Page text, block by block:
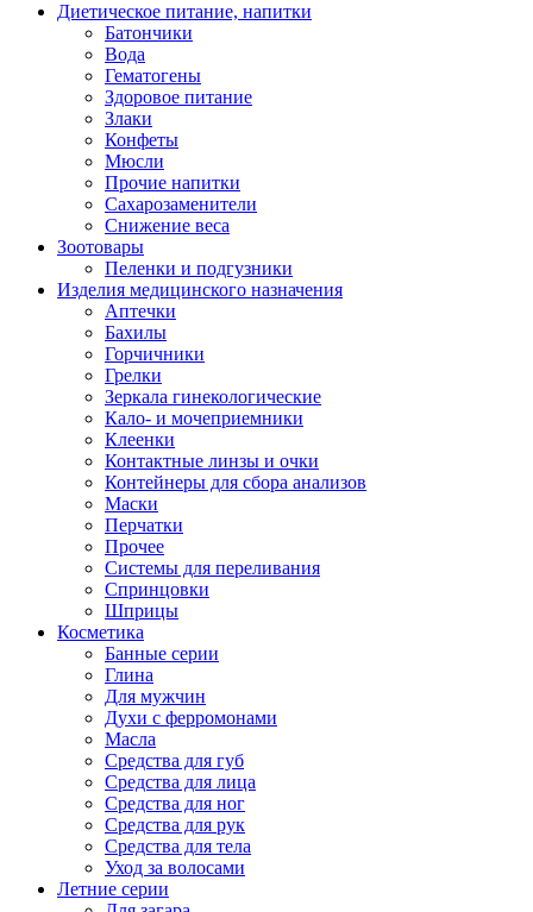
Диетическое питание, напитки
Батончики
Вода
Гематогены
Здоровое питание
Злаки
Конфеты
Мюсли
Прочие напитки
Сахарозаменители
Снижение веса
Зоотовары
Пеленки и подгузники
Изделия медицинского назначения
Аптечки
Бахилы
Горчичники
Грелки
Зеркала гинекологические
Кало- и мочеприемники
Клеенки
Контактные линзы и очки
Контейнеры для сбора анализов
Маски
Перчатки
Прочее
Системы для переливания
Спринцовки
Шприцы
Косметика
Банные серии
Глина
Для мужчин
Духи с ферромонами
Масла
Средства для губ
Средства для лица
Средства для ног
Средства для рук
Средства для тела
Уход за волосами
Летние серии